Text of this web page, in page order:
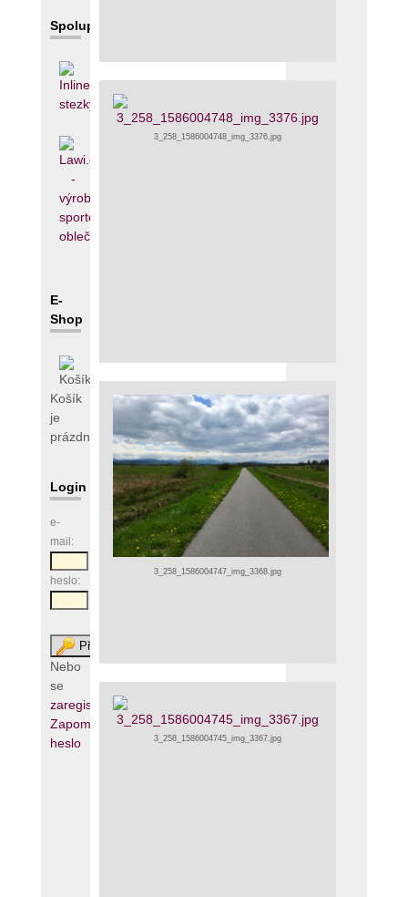
Spolupracujeme
E-
Shop
Košík
je
prázdný
Login
e-
mail:
heslo:
Nebo
se
zaregistrujte
Zapomenuté
heslo
3_258_1586004748_img_3376.jpg
3_258_1586004747_img_3368.jpg
3_258_1586004745_img_3367.jpg